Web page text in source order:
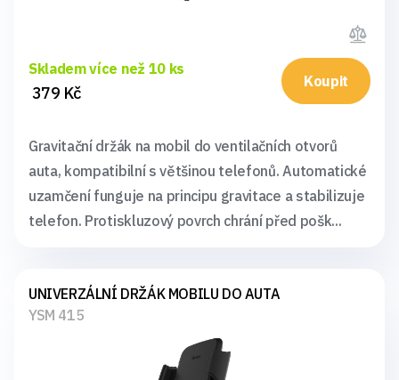
Skladem více než 10 ks
379 Kč
Koupit
Gravitační držák na mobil do ventilačních otvorů
auta, kompatibilní s většinou telefonů. Automatické
uzamčení funguje na principu gravitace a stabilizuje
telefon. Protiskluzový povrch chrání před pošk...
UNIVERZÁLNÍ DRŽÁK MOBILU DO AUTA
YSM 415